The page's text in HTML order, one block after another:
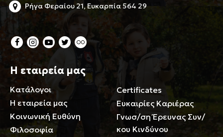
Ρήγα Φεραίου 21, Ευκαρπία 564 29
Η εταιρεία μας
Κατάλογοι
Η εταιρεία μας
Κοινωνική Ευθύνη
Φιλοσοφία
Certificates
Ευκαιρίες Καριέρας
Γνωσ/ση Έρευνας Συν/
κου Κινδύνου